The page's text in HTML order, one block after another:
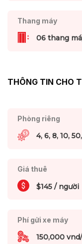
Thang máy
06 thang
THÔNG TIN CHO
Phòng riêng
4, 6, 8, 10,
Giá thuê
$145 / người
Phí gửi xe máy
150,000